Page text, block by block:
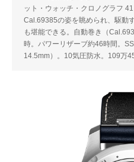
ット・ウォッチ・クロノグラフ
Cal.69385の姿を眺められ、駆動
も堪能できる。自動巻き（
時。パワーリザーブ約46時間。
14.5mm）。10気圧防水。109万